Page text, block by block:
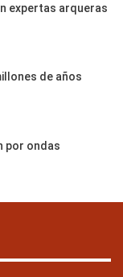
expertas arqueras
de años
por ondas